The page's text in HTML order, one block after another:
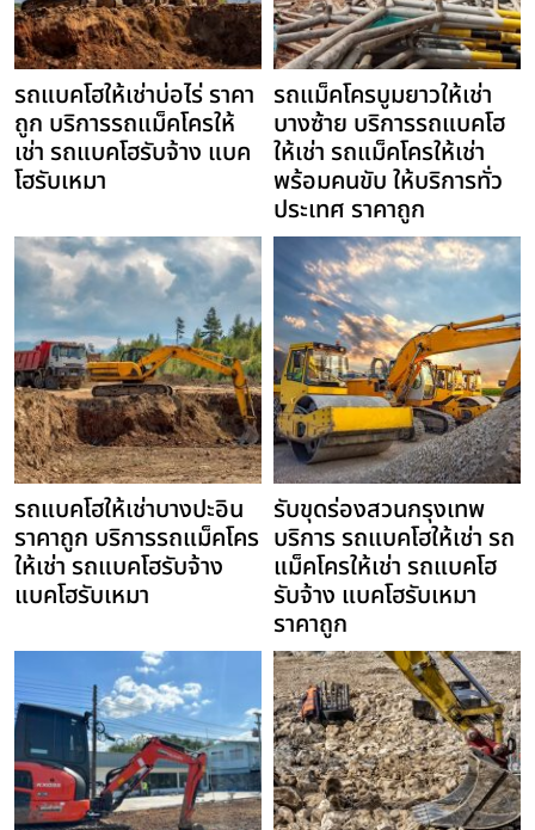
รถแบคโฮให้เช่าบ่อไร่ ราคา
ถูก บริการรถแม็คโครให้
เช่า รถแบคโฮรับจ้าง แบค
โฮรับเหมา
รถแม็คโครบูมยาวให้เช่า
บางซ้าย บริการรถแบคโฮ
ให้เช่า รถแม็คโครให้เช่า
พร้อมคนขับ ให้บริการทั่ว
ประเทศ ราคาถูก
รถแบคโฮให้เช่าบางปะอิน
ราคาถูก บริการรถแม็คโคร
ให้เช่า รถแบคโฮรับจ้าง
แบคโฮรับเหมา
รับขุดร่องสวนกรุงเทพ
บริการ รถแบคโฮให้เช่า รถ
แม็คโครให้เช่า รถแบคโฮ
รับจ้าง แบคโฮรับเหมา
ราคาถูก